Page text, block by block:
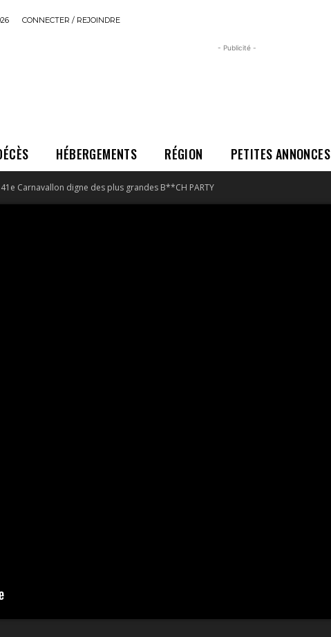
CONNECTER / REJOINDRE
- Publicité -
HÉBERGEMENTS RÉGION PETITES ANNONCES
41e Carnavallon digne des plus grandes B**CH PARTY